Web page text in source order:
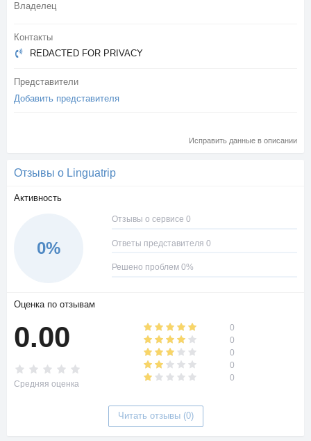
Владелец
Контакты
REDACTED FOR PRIVACY
Представители
Добавить представителя
Исправить данные в описании
Отзывы о Linguatrip
Активность
0%
Отзывы о сервисе 0
Ответы представителя 0
Решено проблем 0%
Оценка по отзывам
0.00
Средняя оценка
0
0
0
0
0
Читать отзывы (0)